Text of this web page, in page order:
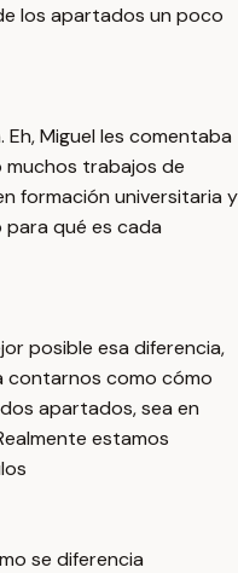
los apartados un poco
Miguel les comentaba
muchos trabajos de
formación universitaria y
para qué es cada
posible esa diferencia,
contarnos como cómo
apartados, sea en
estamos
se diferencia